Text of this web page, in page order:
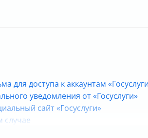
для доступа к аккаунтам
уведомления от «Госуслуги»
сайт «Госуслуги»
случае
учетной записи